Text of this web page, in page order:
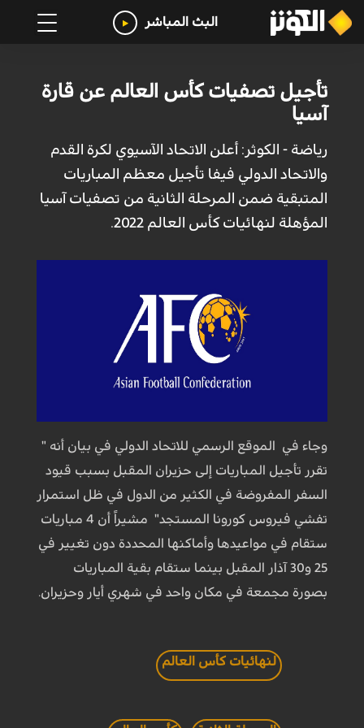
البث المباشر
تأجيل تصفيات كأس العالم عن قارة
آسيا
رياضة - الكوثر: أعلن الاتحاد الآسيوي لكرة القدم
والاتحاد الدولي فيفا تأجيل معظم المباريات
المتبقية ضمن المرحلة الثانية من تصفيات آسيا
المؤهلة لنهائيات كأس العالم 2022.
وجاء في الموقع الرسمي للاتحاد الدولي في بيان أنه "
تقرر تأجيل المباريات إلى حزيران المقبل بسبب قيود
السفر المفروضة في الكثير من الدول في ظل استمرار
تفشي فيروس كورونا المستجد" مشيراً أن 4 مباريات
ستقام في مواعيدها وأماكنها المحددة دون تغيير في
25 و30 آذار المقبل بينما ستقام بقية المباريات
بصورة مجمعة في مكان واحد في شهري أيار وحزيران.
لنهائيات كأس العالم